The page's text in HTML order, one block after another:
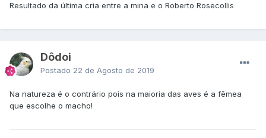
Resultado da última cria entre a mina e o Roberto Rosecollis
Dôdoi
Postado 22 de Agosto de 2019
Na natureza é o contrário pois na maioria das aves é a fêmea
que escolhe o macho!